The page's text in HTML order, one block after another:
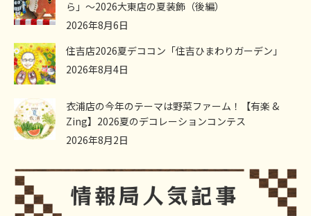
ら」～2026大東店の夏装飾（後編）
2026年8月6日
住吉店2026夏デココン「住吉ひまわりガーデン」
2026年8月4日
衣浦店の今年のテーマは野菜ファーム！【有楽 &
Zing】2026夏のデコレーションコンテス
2026年8月2日